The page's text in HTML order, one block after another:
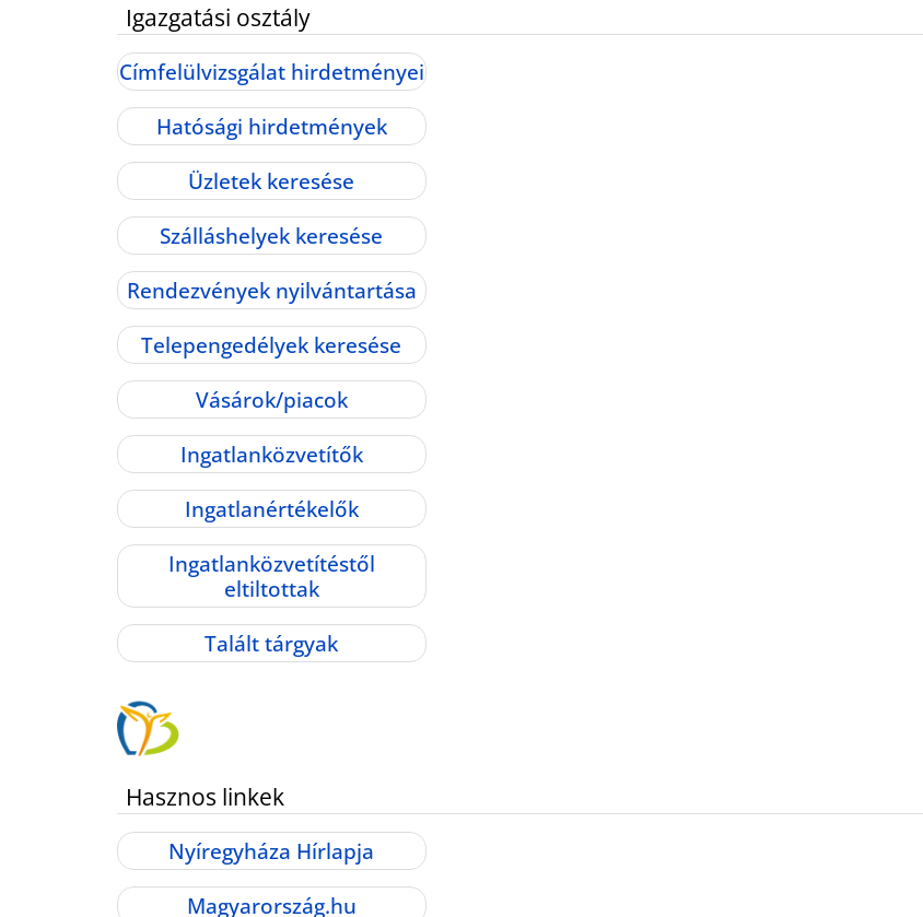
Igazgatási osztály
Címfelülvizsgálat hirdetményei
Hatósági hirdetmények
Üzletek keresése
Szálláshelyek keresése
Rendezvények nyilvántartása
Telepengedélyek keresése
Vásárok/piacok
Ingatlanközvetítők
Ingatlanértékelők
Ingatlanközvetítéstől
eltiltottak
Talált tárgyak
Hasznos linkek
Nyíregyháza Hírlapja
Magyarország.hu